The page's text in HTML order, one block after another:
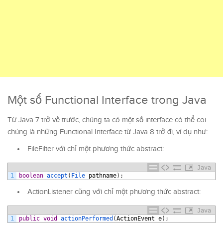
Một số Functional Interface trong Java
Từ Java 7 trở về trước, chúng ta có một số interface có thể coi
chúng là những Functional Interface từ Java 8 trở đi, ví dụ như:
FileFilter với chỉ một phương thức abstract:
Java
1
boolean accept ( File pathname) ;
ActionListener cũng với chỉ một phương thức abstract:
Java
1
public void actionPerformed (ActionEvent e) ;